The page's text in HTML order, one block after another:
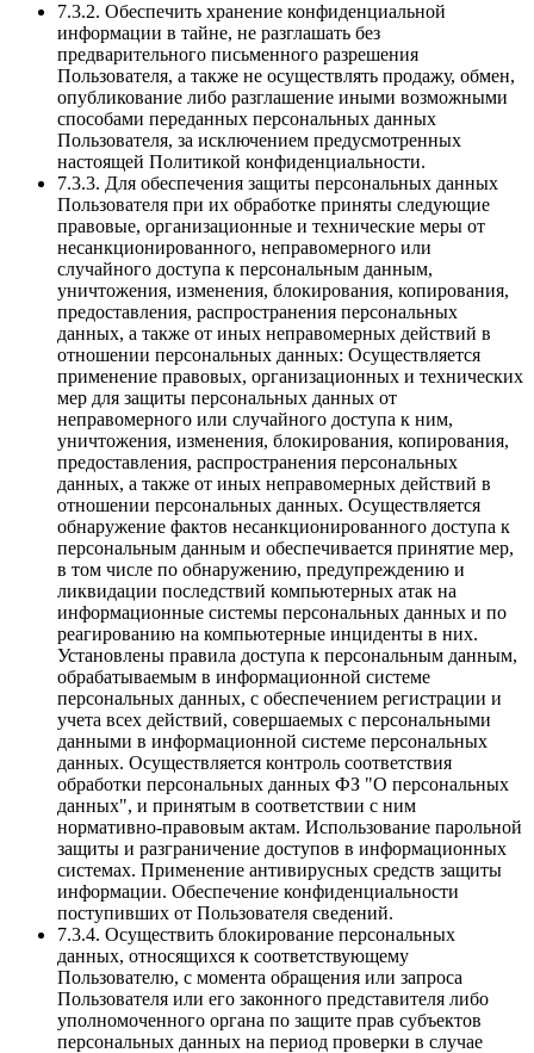
7.3.2. Обеспечить хранение конфиденциальной
информации в тайне, не разглашать без
предварительного письменного разрешения
Пользователя, а также не осуществлять продажу, обмен,
опубликование либо разглашение иными возможными
способами переданных персональных данных
Пользователя, за исключением предусмотренных
настоящей Политикой конфиденциальности.
7.3.3. Для обеспечения защиты персональных данных
Пользователя при их обработке приняты следующие
правовые, организационные и технические меры от
несанкционированного, неправомерного или
случайного доступа к персональным данным,
уничтожения, изменения, блокирования, копирования,
предоставления, распространения персональных
данных, а также от иных неправомерных действий в
отношении персональных данных: Осуществляется
применение правовых, организационных и технических
мер для защиты персональных данных от
неправомерного или случайного доступа к ним,
уничтожения, изменения, блокирования, копирования,
предоставления, распространения персональных
данных, а также от иных неправомерных действий в
отношении персональных данных. Осуществляется
обнаружение фактов несанкционированного доступа к
персональным данным и обеспечивается принятие мер,
в том числе по обнаружению, предупреждению и
ликвидации последствий компьютерных атак на
информационные системы персональных данных и по
реагированию на компьютерные инциденты в них.
Установлены правила доступа к персональным данным,
обрабатываемым в информационной системе
персональных данных, с обеспечением регистрации и
учета всех действий, совершаемых с персональными
данными в информационной системе персональных
данных. Осуществляется контроль соответствия
обработки персональных данных ФЗ "О персональных
данных", и принятым в соответствии с ним
нормативно-правовым актам. Использование парольной
защиты и разграничение доступов в информационных
системах. Применение антивирусных средств защиты
информации. Обеспечение конфиденциальности
поступивших от Пользователя сведений.
7.3.4. Осуществить блокирование персональных
данных, относящихся к соответствующему
Пользователю, с момента обращения или запроса
Пользователя или его законного представителя либо
уполномоченного органа по защите прав субъектов
персональных данных на период проверки в случае